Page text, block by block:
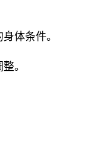
体条件。
。